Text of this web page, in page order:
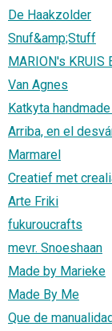
De Haakzolder
Snuf&amp;Stuff
MARION's KRUIS
Van Agnes
Katkyta
Arriba, en el
Marmarel
Creatief met
Arte Friki
fukuroucrafts
mevr. Snoeshaan
Made by Marieke
Made By Me
Que de